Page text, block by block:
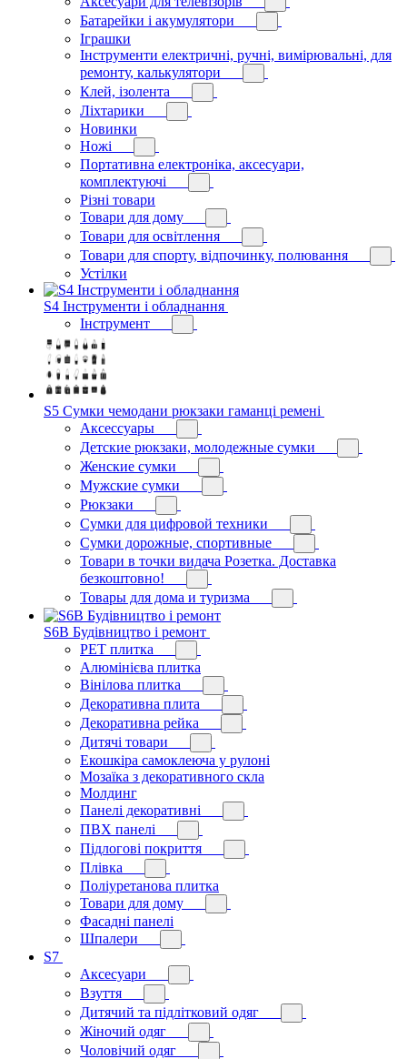
Батарейки і акумулятори
Іграшки
Інструменти електричні, ручні, вимірювальні, для
ремонту, калькулятори
Клей, ізолента
Ліхтарики
Новинки
Ножі
Портативна електроніка, аксесуари,
комплектуючі
Різні товари
Товари для дому
Товари для освітлення
Товари для спорту, відпочинку, полювання
Устілки
S4 Інструменти і обладнання
Інструмент
S5 Сумки чемодани рюкзаки гаманці ремені
Аксессуары
Детские рюкзаки, молодежные сумки
Женские сумки
Мужские сумки
Рюкзаки
Сумки для цифровой техники
Сумки дорожные, спортивные
Товари в точки видача Розетка. Доставка
безкоштовно!
Товары для дома и туризма
S6B Будівництво і ремонт
PЕT плитка
Алюмінієва плитка
Вінілова плитка
Декоративна плита
Декоративна рейка
Дитячі товари
Екошкіра самоклеюча у рулоні
Мозаїка з декоративного скла
Молдинг
Панелі декоративні
ПВХ панелі
Підлогові покриття
Плівка
Поліуретанова плитка
Товари для дому
Фасадні панелі
Шпалери
S7
Аксесуари
Взуття
Дитячий та підлітковий одяг
Жіночий одяг
Чоловічий одяг